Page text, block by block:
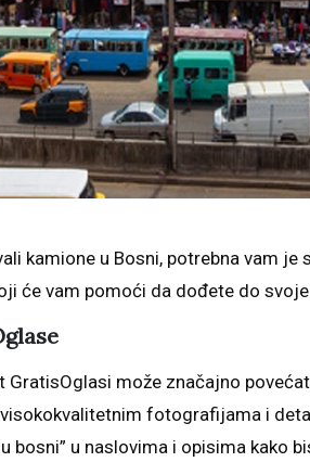
kamione u Bosni, potrebna vam je
će vam pomoći da dođete do
GratisOglasi može značajno
fotografijama i
bosni” u naslovima i opisima kako